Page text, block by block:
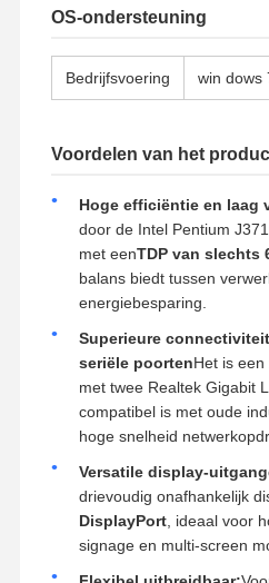
OS-ondersteuning
Bedrijfsvoering win dows
Voordelen van het
Hoge efficiëntie en laag
door de Intel Pentium
met eenTDP van slechts
balans biedt tussen
energiebesparing.
Superieure
seriële poortenHet is
met twee Realtek Gigabit
compatibel is met oude
hoge snelheid
Versatile display-
drievoudig onafhankelijk
DisplayPort, ideaal voor
signage en multi-screen